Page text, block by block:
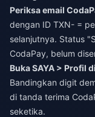
Periksa email
dengan ID TXN- =
selanjutnya. Status
CodaPay, belum
Buka SAYA > Profil
Bandingkan digit
di tanda terima
seketika.